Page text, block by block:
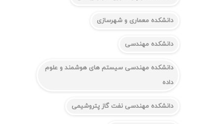
دانشکده معماری و شهرسازی
دانشکده مهندسی
دانشکده مهندسی سیستم های هوشمند و علوم
داده
دانشکده مهندسی نفت گاز پتروشیمی